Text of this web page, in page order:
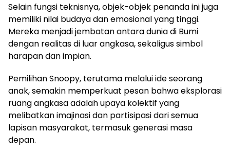
Selain fungsi teknisnya, objek-objek penanda ini juga
memiliki nilai budaya dan emosional yang tinggi.
Mereka menjadi jembatan antara dunia di Bumi
dengan realitas di luar angkasa, sekaligus simbol
harapan dan impian.
Pemilihan Snoopy, terutama melalui ide seorang
anak, semakin memperkuat pesan bahwa eksplorasi
ruang angkasa adalah upaya kolektif yang
melibatkan imajinasi dan partisipasi dari semua
lapisan masyarakat, termasuk generasi masa
depan.